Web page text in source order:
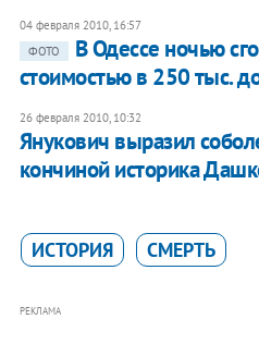
04 февраля 2010, 16:57
ФОТО
В Одессе ночью
стоимостью в 250 тыс.
26 февраля 2010, 10:32
Янукович выразил
кончиной историка
ИСТОРИЯ СМЕРТЬ
РЕКЛАМА